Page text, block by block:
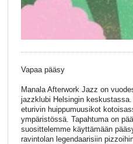
Vapaa pääsy
Manala Afterwork Jazz on
jazzklubi Helsingin
eturivin huippumuusikot
ympäristössä. Tapahtuma on
suosittelemme käyttämään
ravintolan legendaarisiin